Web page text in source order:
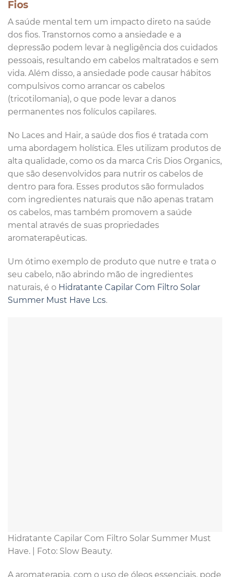
Fios
A saúde mental tem um impacto direto na saúde
dos fios. Transtornos como a ansiedade e a
depressão podem levar à negligência dos cuidados
pessoais, resultando em cabelos maltratados e sem
vida. Além disso, a ansiedade pode causar hábitos
compulsivos como arrancar os cabelos
(tricotilomania), o que pode levar a danos
permanentes nos folículos capilares.
No Laces and Hair, a saúde dos fios é tratada com
uma abordagem holística. Eles utilizam produtos de
alta qualidade, como os da marca Cris Dios Organics,
que são desenvolvidos para nutrir os cabelos de
dentro para fora. Esses produtos são formulados
com ingredientes naturais que não apenas tratam
os cabelos, mas também promovem a saúde
mental através de suas propriedades
aromaterapêuticas.
Um ótimo exemplo de produto que nutre e trata o
seu cabelo, não abrindo mão de ingredientes
naturais, é o Hidratante Capilar Com Filtro Solar
Summer Must Have Lcs.
Hidratante Capilar Com Filtro Solar Summer Must
Have. | Foto: Slow Beauty.
A aromaterapia, com o uso de óleos essenciais, pode